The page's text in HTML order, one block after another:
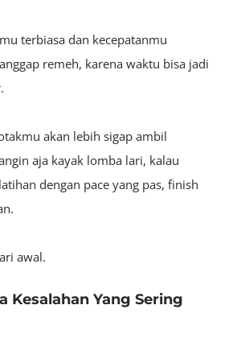
terbiasa dan kecepatanmu
remeh, karena waktu bisa jadi
akan lebih sigap ambil
aja kayak lomba lari, kalau
dengan pace yang pas, finish
awal.
Kesalahan Yang Sering